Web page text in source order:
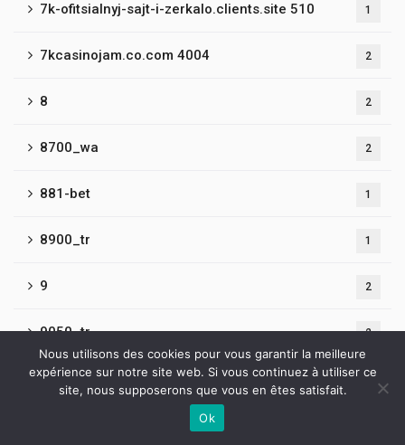
7k-ofitsialnyj-sajt-i-zerkalo.clients.site 510 1
7kcasinojam.co.com 4004 2
8 2
8700_wa 2
881-bet 1
8900_tr 1
9 2
9050_tr 2
9065_tr 1
Nous utilisons des cookies pour vous garantir la meilleure
expérience sur notre site web. Si vous continuez à utiliser ce
site, nous supposerons que vous en êtes satisfait.
Ok